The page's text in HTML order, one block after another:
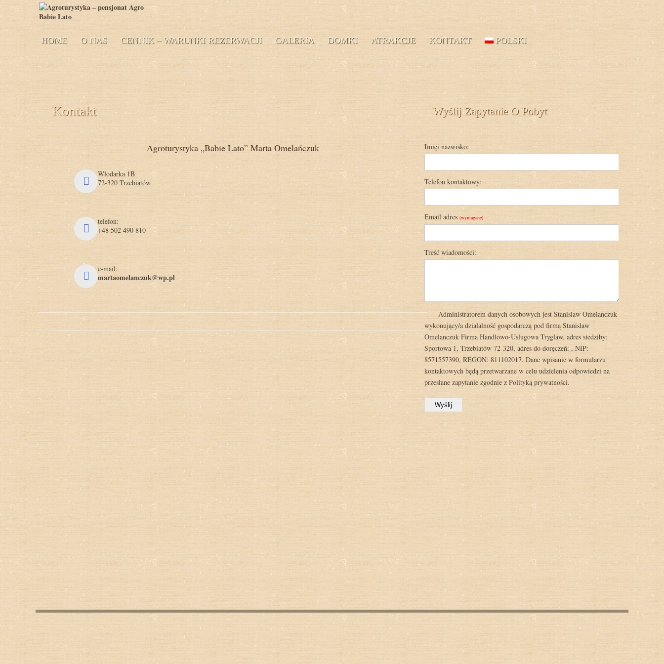
HOME O NAS CENNIK – WARUNKI REZERWACJI GALERIA DOMKI ATRAKCJE KONTAKT POLSKI
Kontakt
Agroturystyka „Babie Lato” Marta Omelańczuk
Włodarka 1B
72-320 Trzebiatów
telefon:
+48 502 490 810
e-mail:
martaomelanczuk@wp.pl
Wyślij Zapytanie O Pobyt
Imięi nazwisko:
Telefon kontaktowy:
Email adres (wymagane)
Treść wiadomości:
Administratorem danych osobowych jest Stanislaw Omelanczuk
wykonujący/a działalność gospodarczą pod firmą Stanislaw
Omelanczuk Firma Handlowo-Uslugowa Tryglaw, adres siedziby:
Sportowa 1, Trzebiatów 72-320, adres do doręczeń: , NIP:
8571557390, REGON: 811102017. Dane wpisanie w formularzu
kontaktowych będą przetwarzane w celu udzielenia odpowiedzi na
przesłane zapytanie zgodnie z Polityką prywatności.
Wyślij